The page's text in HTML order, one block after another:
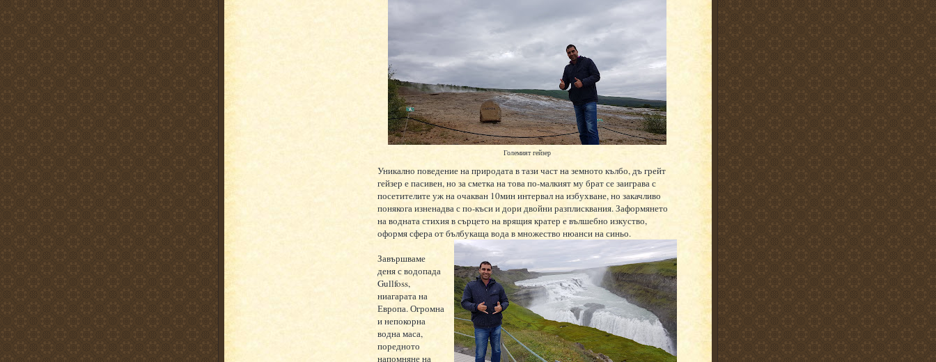
Големият гейзер
Уникално поведение на природата в тази част на земното кълбо, дъ грейт
гейзер е пасивен, но за сметка на това по-малкият му брат се заиграва с
посетителите уж на очакван 10мин интервал на избухване, но закачливо
понякога изненадва с по-къси и дори двойни разплисквания. Заформянето
на водната стихия в сърцето на врящия кратер е вълшебно изкуство,
оформя сфера от бълбукаща вода в множество нюанси на синьо.
Завършваме
деня с водопада
Gullfoss,
ниагарата на
Европа. Огромна
и непокорна
водна маса,
поредното
напомняне на